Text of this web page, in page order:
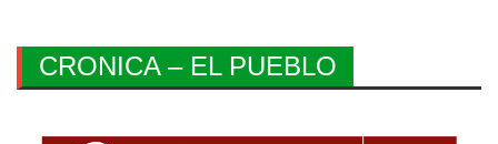
CRONICA – EL PUEBLO